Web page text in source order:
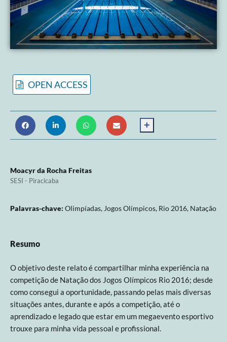
OPEN ACCESS
+
Moacyr da Rocha Freitas
SESI - Piracicaba
Palavras-chave: Olimpíadas, Jogos Olímpicos, Rio 2016, Natação
Resumo
O objetivo deste relato é compartilhar minha experiência na
competição de Natação dos Jogos Olímpicos Rio 2016; desde
como consegui a oportunidade, passando pelas mais diversas
situações antes, durante e após a competição, até o
aprendizado e legado que estar em um megaevento esportivo
trouxe para minha vida pessoal e profissional.